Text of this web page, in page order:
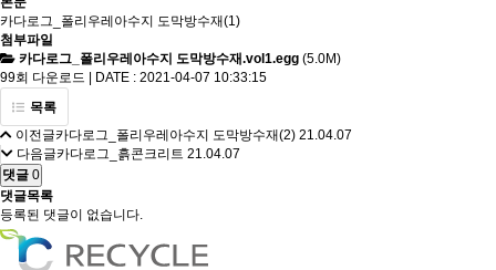
카다로그_폴리우레아수지 도막방수재(1)
첨부파일
카다로그_폴리우레아수지 도막방수재.vol1.egg (5.0M)
99회 다운로드 | DATE : 2021-04-07 10:33:15
목록
이전글카다로그_폴리우레아수지 도막방수재(2) 21.04.07
다음글카다로그_흙콘크리트 21.04.07
댓글 0
댓글목록
등록된 댓글이 없습니다.